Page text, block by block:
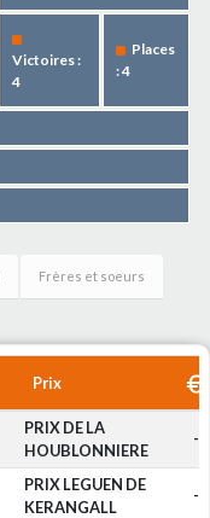
Victoires :
4
Places
: 4
Frères et soeurs
Prix
PRIX DE LA
HOUBLONNIERE
-
PRIX LEGUEN DE
KERANGALL
-